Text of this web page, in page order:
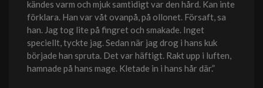
kändes varm och mjuk samtidigt var den hård. Kan inte
förklara. Han var våt ovanpå, på ollonet. Försaft, sa
han. Jag tog lite på fingret och smakade. Inget
speciellt, tyckte jag. Sedan när jag drog i hans kuk
började han spruta. Det var häftigt. Rakt upp i luften,
hamnade på hans mage. Kletade in i hans hår där.”